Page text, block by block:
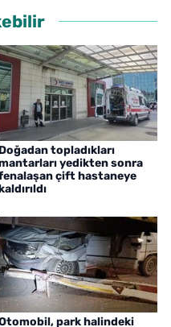
Doğadan topladıkları
yedikten sonra
çift hastaneye
park halindeki